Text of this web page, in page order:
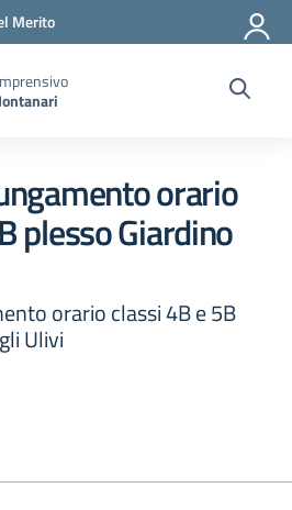
Merito
orario
plesso Giardino
orario classi 4B e 5B
Ulivi